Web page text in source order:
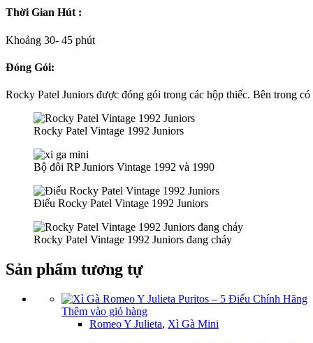
Thời Gian Hút :
Khoảng 30- 45 phút
Đóng Gói:
Rocky Patel Juniors được đóng gói trong các hộp thiếc. Bên trong
Rocky Patel Vintage 1992 Juniors
Bộ đôi RP Juniors Vintage 1992 và 1990
Điếu Rocky Patel Vintage 1992 Juniors
Rocky Patel Vintage 1992 Juniors đang cháy
Sản phẩm tương tự
Thêm vào giỏ hàng
Romeo Y Julieta, Xì Gà Mini